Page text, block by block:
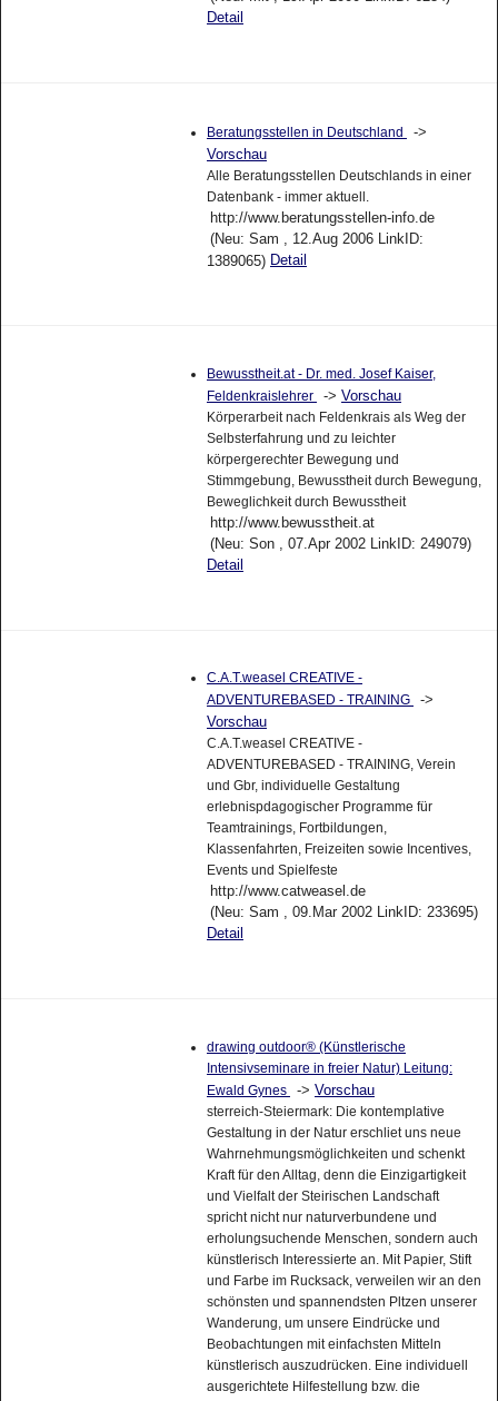
Detail
Beratungsstellen in Deutschland
->
Vorschau
Alle Beratungsstellen Deutschlands in einer
Datenbank - immer aktuell.
http://www.beratungsstellen-info.de
(Neu: Sam , 12.Aug 2006 LinkID:
1389065) Detail
Bewusstheit.at - Dr. med. Josef Kaiser,
Feldenkraislehrer
-> Vorschau
Körperarbeit nach Feldenkrais als Weg der
Selbsterfahrung und zu leichter
körpergerechter Bewegung und
Stimmgebung, Bewusstheit durch Bewegung,
Beweglichkeit durch Bewusstheit
http://www.bewusstheit.at
(Neu: Son , 07.Apr 2002 LinkID: 249079)
Detail
C.A.T.weasel CREATIVE -
ADVENTUREBASED - TRAINING
->
Vorschau
C.A.T.weasel CREATIVE -
ADVENTUREBASED - TRAINING, Verein
und Gbr, individuelle Gestaltung
erlebnispdagogischer Programme für
Teamtrainings, Fortbildungen,
Klassenfahrten, Freizeiten sowie Incentives,
Events und Spielfeste
http://www.catweasel.de
(Neu: Sam , 09.Mar 2002 LinkID: 233695)
Detail
drawing outdoor® (Künstlerische
Intensivseminare in freier Natur) Leitung:
Ewald Gynes
-> Vorschau
sterreich-Steiermark: Die kontemplative
Gestaltung in der Natur erschliet uns neue
Wahrnehmungsmöglichkeiten und schenkt
Kraft für den Alltag, denn die Einzigartigkeit
und Vielfalt der Steirischen Landschaft
spricht nicht nur naturverbundene und
erholungsuchende Menschen, sondern auch
künstlerisch Interessierte an. Mit Papier, Stift
und Farbe im Rucksack, verweilen wir an den
schönsten und spannendsten Pltzen unserer
Wanderung, um unsere Eindrücke und
Beobachtungen mit einfachsten Mitteln
künstlerisch auszudrücken. Eine individuell
ausgerichtete Hilfestellung bzw. die